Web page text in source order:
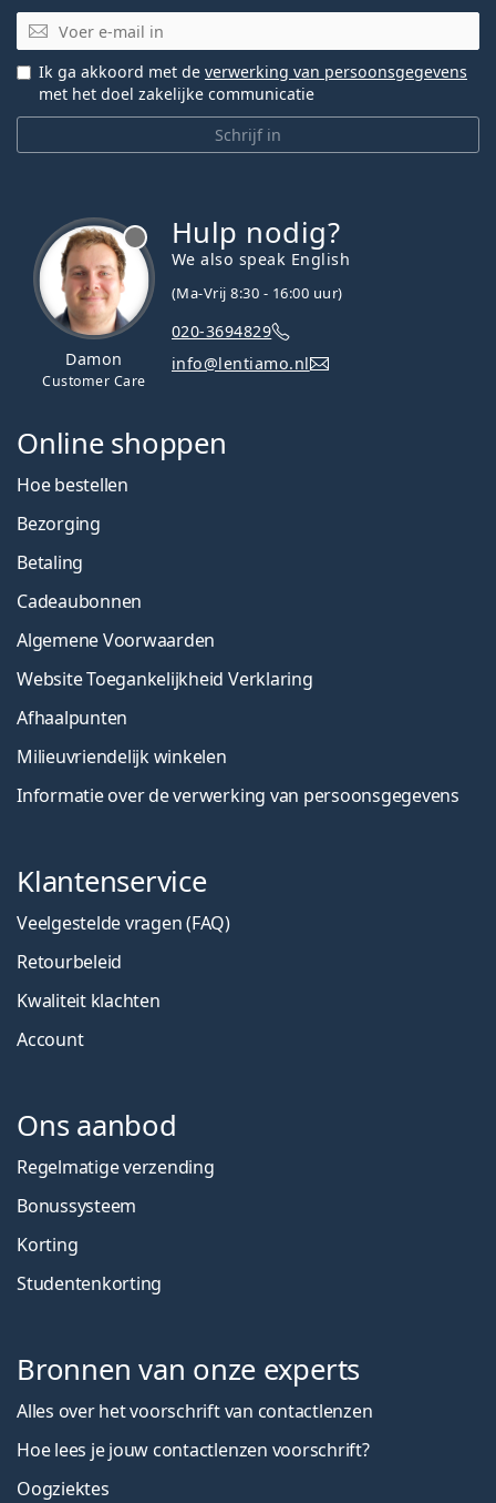
E-mail
Schrijf in
Ik ga akkoord met de verwerking van persoonsgegevens
met het doel zakelijke communicatie
Damon
Customer Care
Hulp nodig?
We also speak English
(Ma-Vrij 8:30 - 16:00 uur)
020-3694829
info@lentiamo.nl
Online shoppen
Hoe bestellen
Bezorging
Betaling
Cadeaubonnen
Algemene Voorwaarden
Website Toegankelijkheid Verklaring
Afhaalpunten
Milieuvriendelijk winkelen
Informatie over de verwerking van persoonsgegevens
Klantenservice
Veelgestelde vragen (FAQ)
Retourbeleid
Kwaliteit klachten
Account
Ons aanbod
Regelmatige verzending
Bonussysteem
Korting
Studentenkorting
Bronnen van onze experts
Alles over het voorschrift van contactlenzen
Hoe lees je jouw contactlenzen voorschrift?
Oogziektes